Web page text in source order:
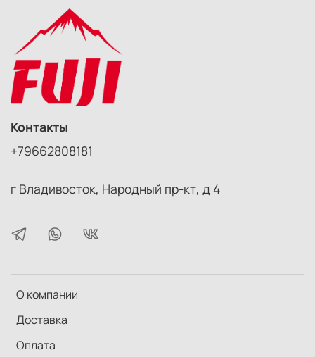
О компании
Доставка
Оплата
Контакты
+79662808181
г Владивосток, Народный пр-кт, д 4